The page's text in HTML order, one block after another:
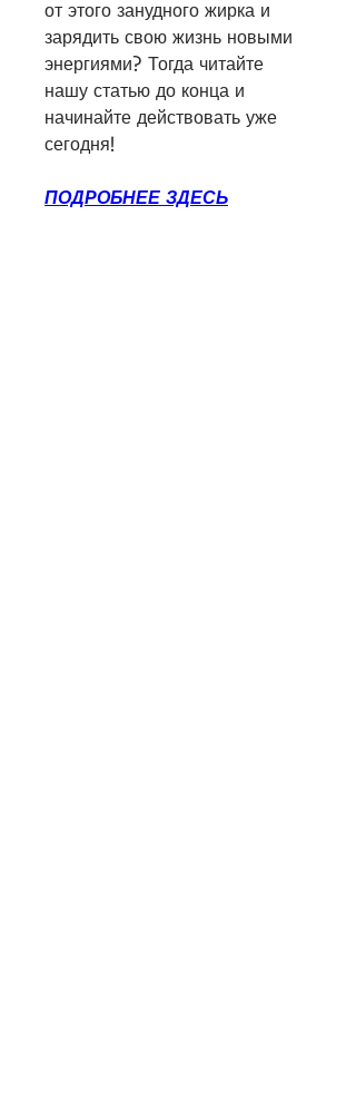
от этого занудного жирка и
зарядить свою жизнь новыми
энергиями? Тогда читайте
нашу статью до конца и
начинайте действовать уже
сегодня!
ПОДРОБНЕЕ ЗДЕСЬ